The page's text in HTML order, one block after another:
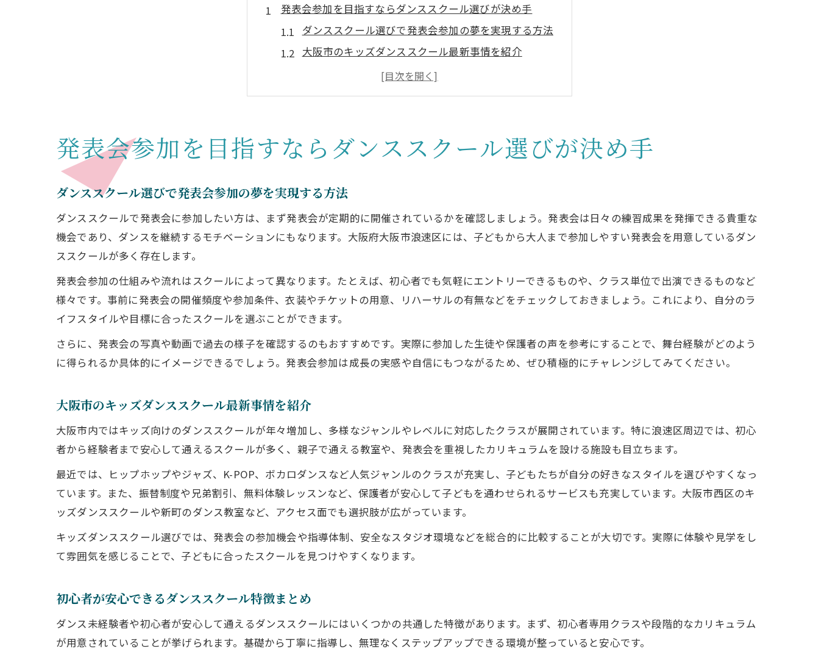
発表会参加を目指すならダンススクール選びが決め手
ダンススクール選びで発表会参加の夢を実現する方法
大阪市のキッズダンススクール最新事情を紹介
初心者が安心できるダンススクール特徴まとめ
発表会参加に強いダンススクールの見極め方
初心者も安心できる大阪市のダンススクール事情
初心者向けダンススクール選びのポイント解説
キッズダンススクールで人気のカリキュラムとは
体験レッスンがあるダンススクールの選び方
ダンススクールのクラス分けと安心感の理由
体験レッスン対応のダンススクール選び指南
見学しやすいダンススクールの見分け方
ホームページ掲載の体験情報を活用する方法
キッズから大人まで体験できる教室の魅力
発表会参加で得られるダンススクールの成長体験
舞台経験を積めるダンススクールの選び方
キッズも大人も発表会で自信を育む理由
ダンススタジオで自己表現力を磨くポイント
発表会に積極的なダンススクールの特徴
通いやすさが魅力のダンススクール徹底比較
駅近で通いやすいダンススクールのメリット
アクセス良好なダンススクール比較の視点
駐車場完備のダンススクールが便利な理由
生活動線に合ったダンススクールの探し方
子どもから大人まで楽しめるレッスンの特徴紹介
発表会参加を目指すならダンススクール選びが決め手
ダンススクール選びで発表会参加の夢を実現する方法
ダンススクールで発表会に参加したい方は、まず発表会が定期的に開催されているかを確認しましょう。発表会は日々の練習成果を発揮できる貴重な
機会であり、ダンスを継続するモチベーションにもなります。大阪府大阪市浪速区には、子どもから大人まで参加しやすい発表会を用意しているダン
ススクールが多く存在します。
発表会参加の仕組みや流れはスクールによって異なります。たとえば、初心者でも気軽にエントリーできるものや、クラス単位で出演できるものなど
様々です。事前に発表会の開催頻度や参加条件、衣装やチケットの用意、リハーサルの有無などをチェックしておきましょう。これにより、自分のラ
イフスタイルや目標に合ったスクールを選ぶことができます。
さらに、発表会の写真や動画で過去の様子を確認するのもおすすめです。実際に参加した生徒や保護者の声を参考にすることで、舞台経験がどのよう
に得られるか具体的にイメージできるでしょう。発表会参加は成長の実感や自信にもつながるため、ぜひ積極的にチャレンジしてみてください。
大阪市のキッズダンススクール最新事情を紹介
大阪市内ではキッズ向けのダンススクールが年々増加し、多様なジャンルやレベルに対応したクラスが展開されています。特に浪速区周辺では、初心
者から経験者まで安心して通えるスクールが多く、親子で通える教室や、発表会を重視したカリキュラムを設ける施設も目立ちます。
最近では、ヒップホップやジャズ、K-POP、ボカロダンスなど人気ジャンルのクラスが充実し、子どもたちが自分の好きなスタイルを選びやすくなっ
ています。また、振替制度や兄弟割引、無料体験レッスンなど、保護者が安心して子どもを通わせられるサービスも充実しています。大阪市西区のキ
ッズダンススクールや新町のダンス教室など、アクセス面でも選択肢が広がっています。
キッズダンススクール選びでは、発表会の参加機会や指導体制、安全なスタジオ環境などを総合的に比較することが大切です。実際に体験や見学をし
て雰囲気を感じることで、子どもに合ったスクールを見つけやすくなります。
初心者が安心できるダンススクール特徴まとめ
ダンス未経験者や初心者が安心して通えるダンススクールにはいくつかの共通した特徴があります。まず、初心者専用クラスや段階的なカリキュラム
が用意されていることが挙げられます。基礎から丁寧に指導し、無理なくステップアップできる環境が整っていると安心です。